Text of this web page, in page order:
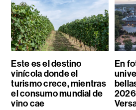
Este es el destino
vinícola donde el
turismo crece, mientras
el consumo mundial de
vino cae
En